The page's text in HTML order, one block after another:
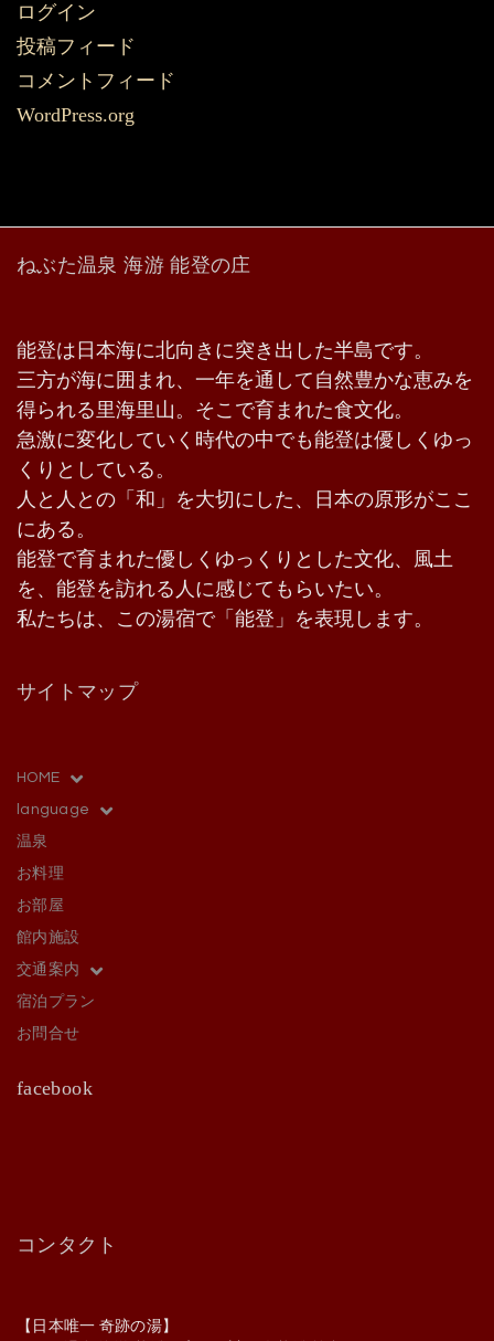
ログイン
投稿フィード
コメントフィード
WordPress.org
ねぶた温泉 海游 能登の庄
能登は日本海に北向きに突き出した半島です。
三方が海に囲まれ、一年を通して自然豊かな恵みを
得られる里海里山。そこで育まれた食文化。
急激に変化していく時代の中でも能登は優しくゆっ
くりとしている。
人と人との「和」を大切にした、日本の原形がここ
にある。
能登で育まれた優しくゆっくりとした文化、風土
を、能登を訪れる人に感じてもらいたい。
私たちは、この湯宿で「能登」を表現します。
サイトマップ
HOME
language
温泉
お料理
お部屋
館内施設
交通案内
宿泊プラン
お問合せ
facebook
コンタクト
【日本唯一 奇跡の湯】